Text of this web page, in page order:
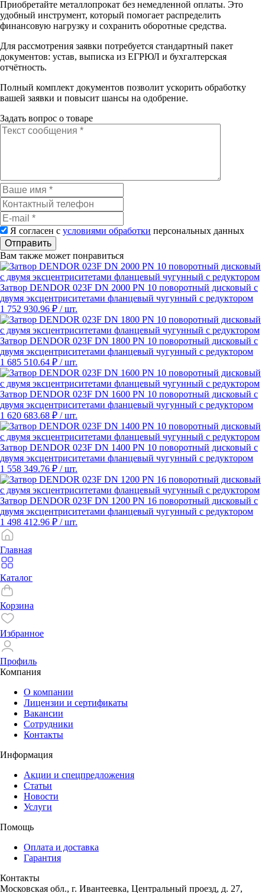
Приобретайте металлопрокат без немедленной оплаты. Это
удобный инструмент, который помогает распределить
финансовую нагрузку и сохранить оборотные средства.
Для рассмотрения заявки потребуется стандартный пакет
документов: устав, выписка из ЕГРЮЛ и бухгалтерская
отчётность.
Полный комплект документов позволит ускорить обработку
вашей заявки и повысит шансы на одобрение.
Задать вопрос о товаре
Я согласен с условиями обработки персональных данных
Отправить
Вам также может понравиться
Затвор DENDOR 023F DN 2000 PN 10 поворотный дисковый c
двумя эксцентриситетами фланцевый чугунный с редуктором
1 752 930.96 ₽ / шт.
Затвор DENDOR 023F DN 1800 PN 10 поворотный дисковый c
двумя эксцентриситетами фланцевый чугунный с редуктором
1 685 510.64 ₽ / шт.
Затвор DENDOR 023F DN 1600 PN 10 поворотный дисковый c
двумя эксцентриситетами фланцевый чугунный с редуктором
1 620 683.68 ₽ / шт.
Затвор DENDOR 023F DN 1400 PN 10 поворотный дисковый c
двумя эксцентриситетами фланцевый чугунный с редуктором
1 558 349.76 ₽ / шт.
Затвор DENDOR 023F DN 1200 PN 16 поворотный дисковый c
двумя эксцентриситетами фланцевый чугунный с редуктором
1 498 412.96 ₽ / шт.
Главная
Каталог
Корзина
Избранное
Профиль
Компания
О компании
Лицензии и сертификаты
Вакансии
Сотрудники
Контакты
Информация
Акции и спецпредложения
Статьи
Новости
Услуги
Помощь
Оплата и доставка
Гарантия
Контакты
Московская обл., г. Ивантеевка, Центральный проезд, д. 27,